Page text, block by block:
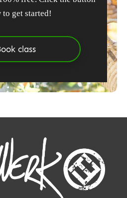
to get started!
class